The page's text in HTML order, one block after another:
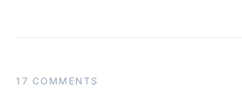
17 COMMENTS